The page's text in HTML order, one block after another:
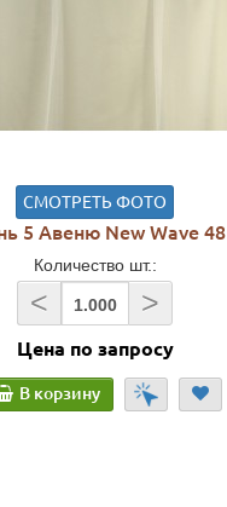
СМОТРЕТЬ ФОТО
5 Авеню New Wave 48
Количество шт.:
< >
Цена по запросу
В корзину